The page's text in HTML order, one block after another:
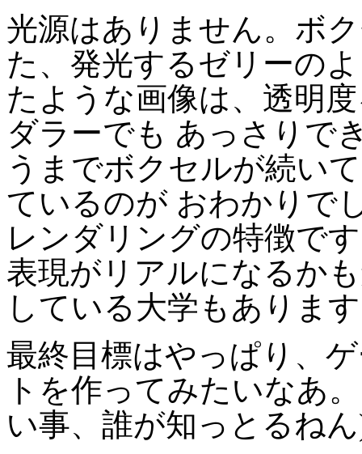
光源はありません。ボ
た、発光するゼリーの
たような画像は、透明
ダラーでも あっさりで
うまでボクセルが続い
ているのが おわかりで
レンダリングの特徴で
表現がリアルになるか
している大学もありま
最終目標はやっぱり、
トを作ってみたいなあ
い事、誰が知っとるね